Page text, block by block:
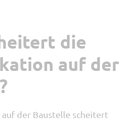
die
auf der
der Baustelle scheitert